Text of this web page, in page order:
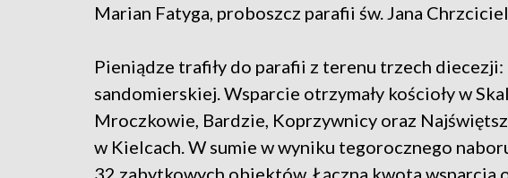
Marian Fatyga, proboszcz parafii św. Jana
Pieniądze trafiły do parafii z terenu trzech
sandomierskiej. Wsparcie otrzymały kościoły w
Mroczkowie, Bardzie, Koprzywnicy oraz
w Kielcach. W sumie w wyniku tegorocznego
32 zabytkowych obiektów. Łączna kwota wsparcia